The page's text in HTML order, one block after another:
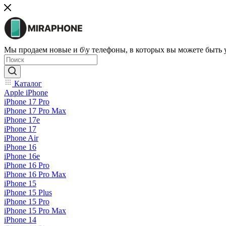
Мы продаем новые и б\у телефоны, в которых вы можете быть
Каталог
Apple iPhone
iPhone 17 Pro
iPhone 17 Pro Max
iPhone 17e
iPhone 17
iPhone Air
iPhone 16
iPhone 16e
iPhone 16 Pro
iPhone 16 Pro Max
iPhone 15
iPhone 15 Plus
iPhone 15 Pro
iPhone 15 Pro Max
iPhone 14